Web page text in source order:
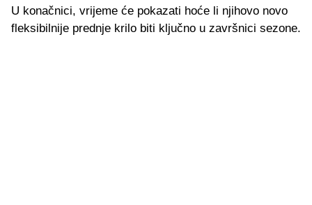
U konačnici, vrijeme će pokazati hoće li njihovo novo
fleksibilnije prednje krilo biti ključno u završnici sezone.